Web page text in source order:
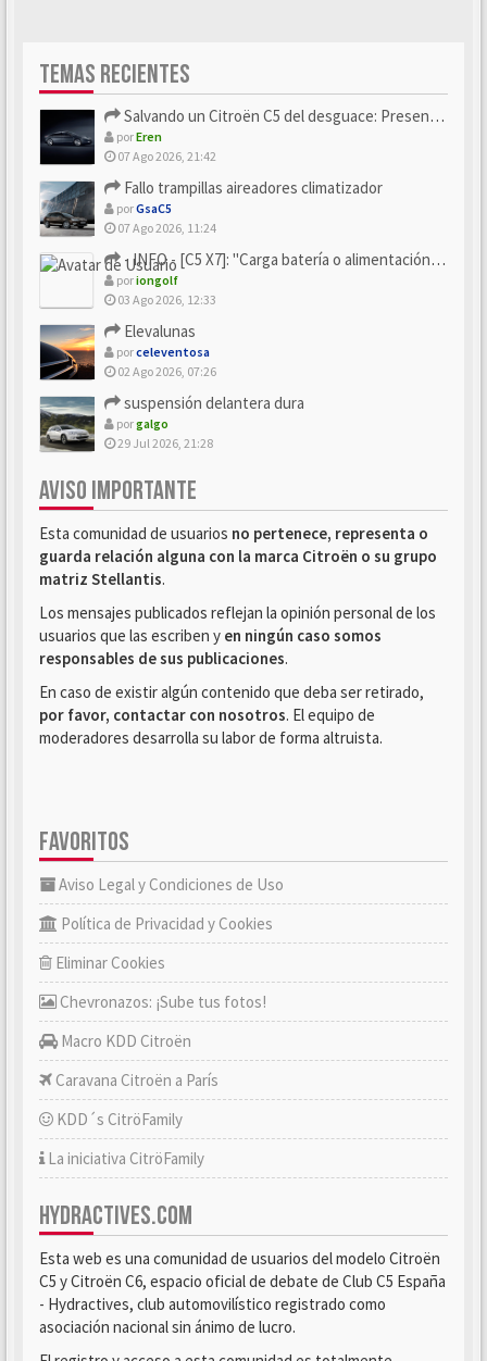
TEMAS RECIENTES
Salvando un Citroën C5 del desguace: Presentación y seguimiento
porEren
07 Ago 2026, 21:42
Fallo trampillas aireadores climatizador
porGsaC5
07 Ago 2026, 11:24
- INFO - [C5 X7]: "Carga batería o alimentación eléctri...
poriongolf
03 Ago 2026, 12:33
Elevalunas
porceleventosa
02 Ago 2026, 07:26
suspensión delantera dura
porgalgo
29 Jul 2026, 21:28
AVISO IMPORTANTE
Esta comunidad de usuarios no pertenece, representa o
guarda relación alguna con la marca Citroën o su grupo
matriz Stellantis.
Los mensajes publicados reflejan la opinión personal de los
usuarios que las escriben y en ningún caso somos
responsables de sus publicaciones.
En caso de existir algún contenido que deba ser retirado,
por favor, contactar con nosotros. El equipo de
moderadores desarrolla su labor de forma altruista.
FAVORITOS
Aviso Legal y Condiciones de Uso
Política de Privacidad y Cookies
Eliminar Cookies
Chevronazos: ¡Sube tus fotos!
Macro KDD Citroën
Caravana Citroën a París
KDD´s CitröFamily
La iniciativa CitröFamily
HYDRACTIVES.COM
Esta web es una comunidad de usuarios del modelo Citroën
C5 y Citroën C6, espacio oficial de debate de Club C5 España
- Hydractives, club automovilístico registrado como
asociación nacional sin ánimo de lucro.